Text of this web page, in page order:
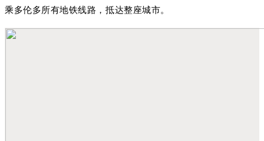
乘多伦多所有地铁线路，抵达整座城市。